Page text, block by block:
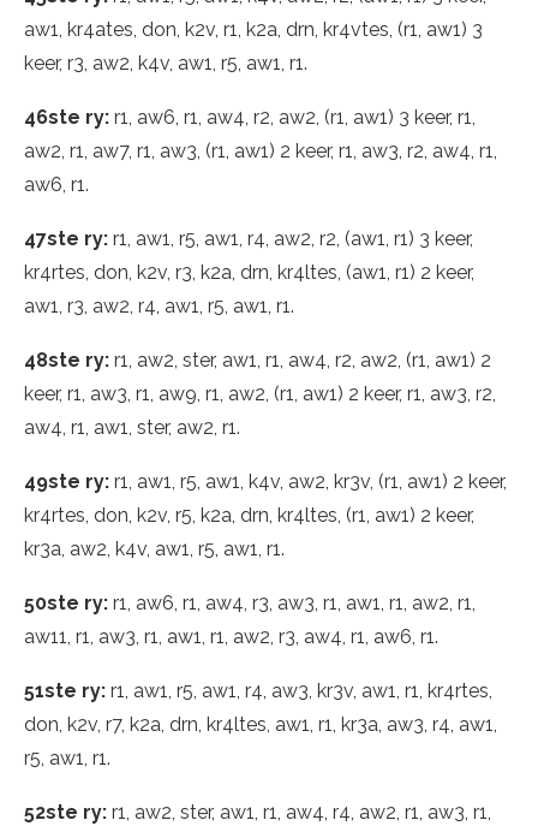
aw1, kr4ates, don, k2v, r1, k2a, drn, kr4vtes, (r1, aw1) 3
keer, r3, aw2, k4v, aw1, r5, aw1, r1.
46ste ry: r1, aw6, r1, aw4, r2, aw2, (r1, aw1) 3 keer, r1,
aw2, r1, aw7, r1, aw3, (r1, aw1) 2 keer, r1, aw3, r2, aw4, r1,
aw6, r1.
47ste ry: r1, aw1, r5, aw1, r4, aw2, r2, (aw1, r1) 3 keer,
kr4rtes, don, k2v, r3, k2a, drn, kr4ltes, (aw1, r1) 2 keer,
aw1, r3, aw2, r4, aw1, r5, aw1, r1.
48ste ry: r1, aw2, ster, aw1, r1, aw4, r2, aw2, (r1, aw1) 2
keer, r1, aw3, r1, aw9, r1, aw2, (r1, aw1) 2 keer, r1, aw3, r2,
aw4, r1, aw1, ster, aw2, r1.
49ste ry: r1, aw1, r5, aw1, k4v, aw2, kr3v, (r1, aw1) 2 keer,
kr4rtes, don, k2v, r5, k2a, drn, kr4ltes, (r1, aw1) 2 keer,
kr3a, aw2, k4v, aw1, r5, aw1, r1.
50ste ry: r1, aw6, r1, aw4, r3, aw3, r1, aw1, r1, aw2, r1,
aw11, r1, aw3, r1, aw1, r1, aw2, r3, aw4, r1, aw6, r1.
51ste ry: r1, aw1, r5, aw1, r4, aw3, kr3v, aw1, r1, kr4rtes,
don, k2v, r7, k2a, drn, kr4ltes, aw1, r1, kr3a, aw3, r4, aw1,
r5, aw1, r1.
52ste ry: r1, aw2, ster, aw1, r1, aw4, r4, aw2, r1, aw3, r1,